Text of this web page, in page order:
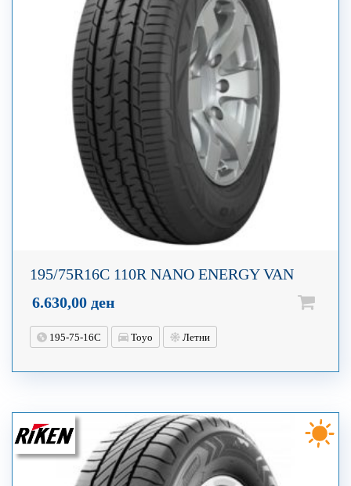
195/75R16C 110R NANO ENERGY VAN
6.630,00 ден
195-75-16C Toyo Летни